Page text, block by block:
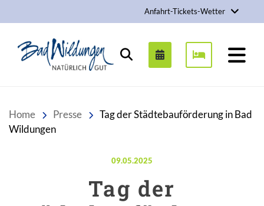
Anfahrt-Tickets-Wetter
Stadt Bad Wildungen
Suchen
Home Presse
Tag der Städtebauförderung in Bad
Wildungen
Veröffentlicht am:
09.05.2025
Tag der